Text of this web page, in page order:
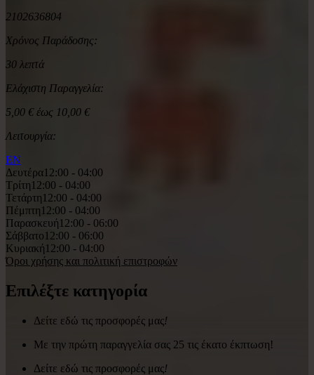
2102636804
Χρόνος Παράδοσης:
30 λεπτά
Ελάχιστη Παραγγελία:
5,00 € έως 10,00 €
Λειτουργία:
EN
Δευτέρα12:00 - 04:00
Τρίτη12:00 - 04:00
Τετάρτη 12:00 - 04:00
Πέμπτη 12:00 - 04:00
Παρασκευή12:00 - 06:00
Σάββατο 12:00 - 06:00
Κυριακή 12:00 - 04:00
Όροι χρήσης και πολιτική επιστροφών
Επιλέξτε κατηγορία
Δείτε εδώ τις προσφορές μας!
Με την πρώτη παραγγελία σας 25 τις έκατο έκπτωση!
Δείτε εδώ τις προσφορές μας!